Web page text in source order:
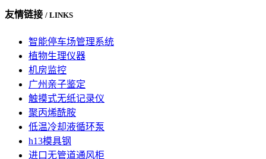
友情链接 / LINKS
智能停车场管理系统
植物生理仪器
机房监控
广州亲子鉴定
触摸式无纸记录仪
聚丙烯酰胺
低温冷却液循环泵
h13模具钢
进口无管道通风柜